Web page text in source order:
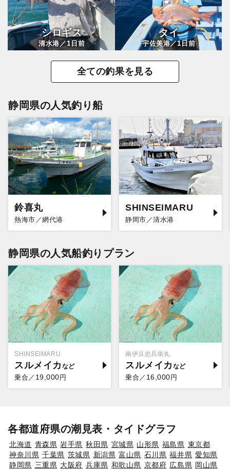
シロギス
清水港／1日前
タイ
宇佐美港／1日前
全ての釣果を見る
静岡県の人気釣り船
鈴喜丸
熱海市／網代港
SHINSEIMARU
静岡市／清水港
静岡県の人気船釣りプラン
SHINSEIMARU
スルメイカ
乗合／ 19,000円
南伊豆忠兵衛丸
スルメイカ
乗合／ 16,000円
各都道府県の潮見表・タイドグラフ
北海道 青森県 岩手県 秋田県 宮城県 山形県 福島県 東京都
神奈川県 千葉県 茨城県 新潟県 富山県 石川県 福井県 愛知県
静岡県 三重県 大阪府 兵庫県 和歌山県 京都府 広島県 岡山県